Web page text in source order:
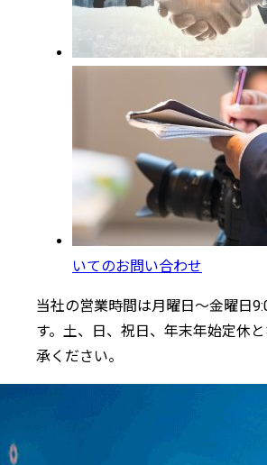
いてのお問い合わせ
当社の営業時間は月曜日～金曜日
す。土、日、祝日、年末年始定休
承ください。